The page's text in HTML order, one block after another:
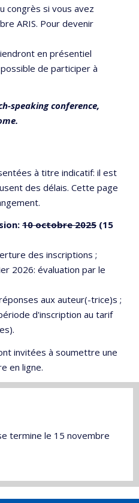
congrès si vous avez
ARIS. Pour devenir
en présentiel
de participer à
speaking conference,
à titre indicatif: il est
des délais. Cette page
10 octobre 2025 (15
des inscriptions ;
2026: évaluation par le
aux auteur(-trice)s ;
d'inscription au tarif
invitées à soumettre une
en ligne.
termine le 15 novembre